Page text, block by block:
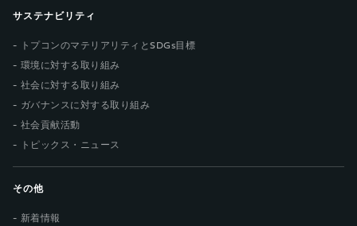
サステナビリティ
トプコンのマテリアリティとSDGs目標
環境に対する取り組み
社会に対する取り組み
ガバナンスに対する取り組み
社会貢献活動
トピックス・ニュース
その他
新着情報